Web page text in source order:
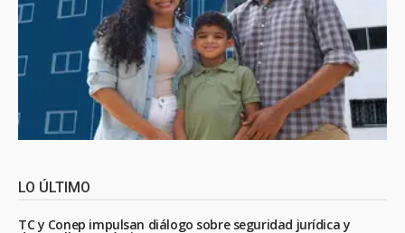
LO ÚLTIMO
TC y Conep impulsan diálogo sobre seguridad jurídica y